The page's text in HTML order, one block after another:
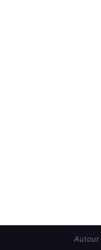
Autour